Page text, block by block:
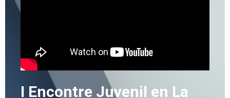
I Encontre Juvenil en La